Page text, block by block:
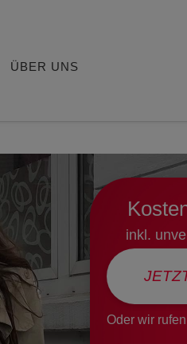
ÜBER UNS
inkl.
Oder wir rufen